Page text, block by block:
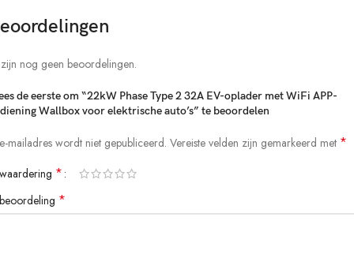
Functie schakelkast:
Bescherming tegen bliksem.
Over huidige bescherming.
Bescherming tegen oververhitting.
Bodembescherming.
nog geen beoordelingen.
de eerste om “22kW Phase Type 2 32A EV-oplader met WiFi APP-
Wallbox voor elektrische auto’s” te beoordelen
mailadres wordt niet gepubliceerd. Vereiste velden zijn gemarkeerd met *
*
*